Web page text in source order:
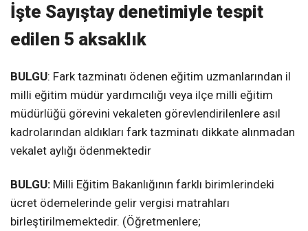
İşte Sayıştay denetimiyle tespit
edilen 5 aksaklık
BULGU: Fark tazminatı ödenen eğitim uzmanlarından il
milli eğitim müdür yardımcılığı veya ilçe milli eğitim
müdürlüğü görevini vekaleten görevlendirilenlere asıl
kadrolarından aldıkları fark tazminatı dikkate alınmadan
vekalet aylığı ödenmektedir
BULGU: Milli Eğitim Bakanlığının farklı birimlerindeki
ücret ödemelerinde gelir vergisi matrahları
birleştirilmemektedir. (Öğretmenlere;